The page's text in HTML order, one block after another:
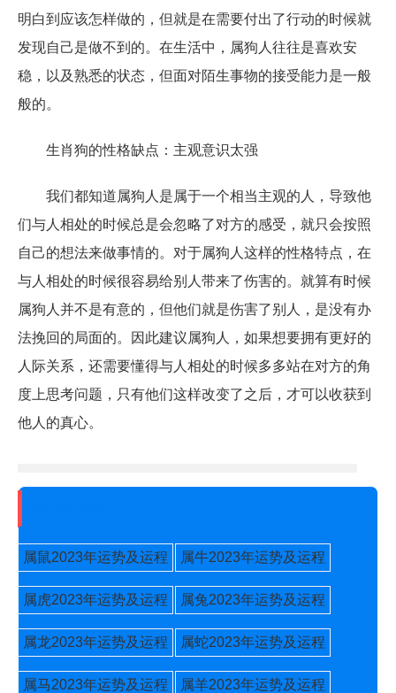
明白到应该怎样做的，但就是在需要付出了行动的时候就
发现自己是做不到的。在生活中，属狗人往往是喜欢安
稳，以及熟悉的状态，但面对陌生事物的接受能力是一般
般的。
生肖狗的性格缺点：主观意识太强
我们都知道属狗人是属于一个相当主观的人，导致他
们与人相处的时候总是会忽略了对方的感受，就只会按照
自己的想法来做事情的。对于属狗人这样的性格特点，在
与人相处的时候很容易给别人带来了伤害的。就算有时候
属狗人并不是有意的，但他们就是伤害了别人，是没有办
法挽回的局面的。因此建议属狗人，如果想要拥有更好的
人际关系，还需要懂得与人相处的时候多多站在对方的角
度上思考问题，只有他们这样改变了之后，才可以收获到
他人的真心。
属鼠2023年运势及运程 属牛2023年运势及运程
属虎2023年运势及运程 属兔2023年运势及运程
属龙2023年运势及运程 属蛇2023年运势及运程
属马2023年运势及运程 属羊2023年运势及运程